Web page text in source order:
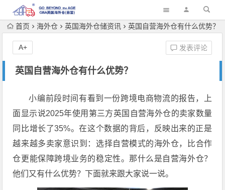
首页 海外仓 英国海外仓储资讯 英国自营海外仓有什么优势？
英国自营海外仓有什么优势？
发表评论
A+
小编前段时间有看到一份跨境电商物流的报告，上
面显示说2025年使用第三方英国自营海外仓的卖家数量
同比增长了35%。在这个数据的背后，反映出来的正是
越来越多卖家意识到：选择自营模式的海外仓，比合作
仓更能保障跨境业务的稳定性。那什么是自营海外仓？
他们又有什么优势？下面就来跟大家说一说。